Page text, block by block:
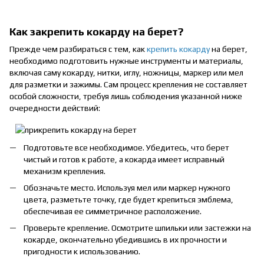
Как закрепить кокарду на берет?
Прежде чем разбираться с тем, каккрепить кокардуна берет,
необходимо подготовить нужные инструменты и материалы,
включая саму кокарду, нитки, иглу, ножницы, маркер или мел
для разметки и зажимы. Сам процесс крепления не составляет
особой сложности, требуя лишь соблюдения указанной ниже
очередности действий:
Подготовьте все необходимое. Убедитесь, что берет
чистый и готов к работе, а кокарда имеет исправный
механизм крепления.
Обозначьте место. Используя мел или маркер нужного
цвета, разметьте точку, где будет крепиться эмблема,
обеспечивая ее симметричное расположение.
Проверьте крепление. Осмотрите шпильки или застежки на
кокарде, окончательно убедившись в их прочности и
пригодности к использованию.